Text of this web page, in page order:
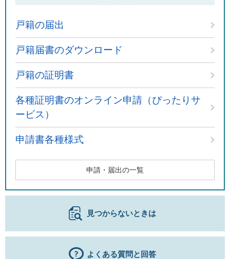
戸籍の届出
戸籍届書のダウンロード
戸籍の証明書
各種証明書のオンライン申請（ぴったりサ
ービス）
申請書各種様式
申請・届出の一覧
見つからないときは
よくある質問と回答